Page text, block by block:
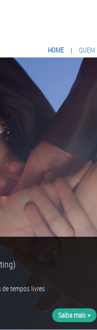
HOME | QUEM
de tempos livres
Saiba mais +